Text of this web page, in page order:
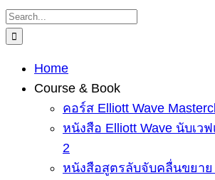
Skip
to
Search
for:
Home
Course & Book
คอร์ส Elliott Wave
หนังสือ Elliott Wave นับเว
2
หนังสือสูตรลับจับคลื่นขยาย